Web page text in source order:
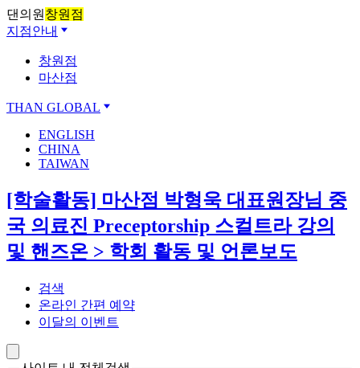
댄의원 창원점
지점안내
창원점
마산점
THAN GLOBAL
ENGLISH
CHINA
TAIWAN
[학술활동] 마산점 박형욱 대표원장님 중
국 의료진 Preceptorship 스컬트라 강의
및 핸즈온 > 학회 활동 및 언론보도
검색
온라인 간편 예약
이달의 이벤트